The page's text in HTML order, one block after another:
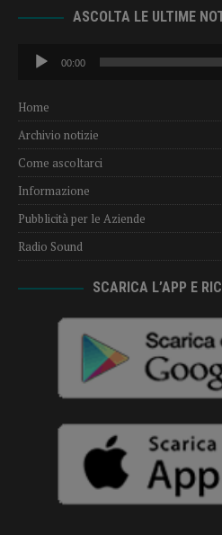
ASCOLTA LE ULTIME
Audio
Player
00:00
Home
Archivio notizie
Come ascoltarci
Informazione
Pubblicità per le Aziende
Radio Sound
SCARICA L’APP E